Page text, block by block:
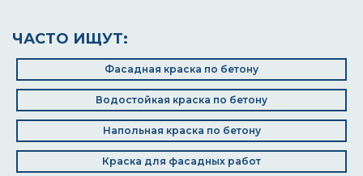
ЧАСТО ИЩУТ:
Фасадная краска по бетону
Водостойкая краска по бетону
Напольная краска по бетону
Краска для фасадных работ